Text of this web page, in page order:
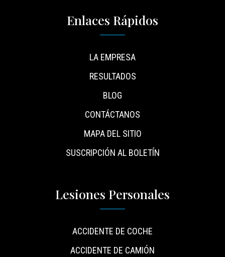
Enlaces Rápidos
LA EMPRESA
RESULTADOS
BLOG
CONTÁCTANOS
MAPA DEL SITIO
SUSCRIPCIÓN AL BOLETÍN
Lesiones Personales
ACCIDENTE DE COCHE
ACCIDENTE DE CAMIÓN